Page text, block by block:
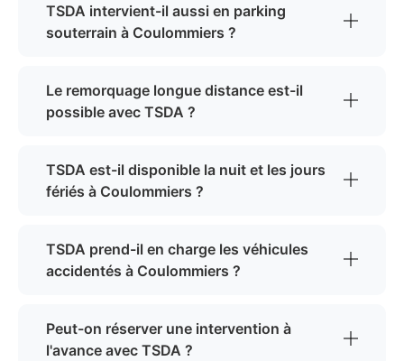
TSDA intervient-il aussi en parking
souterrain à Coulommiers ?
Le remorquage longue distance est-il
possible avec TSDA ?
TSDA est-il disponible la nuit et les jours
fériés à Coulommiers ?
TSDA prend-il en charge les véhicules
accidentés à Coulommiers ?
Peut-on réserver une intervention à
l'avance avec TSDA ?